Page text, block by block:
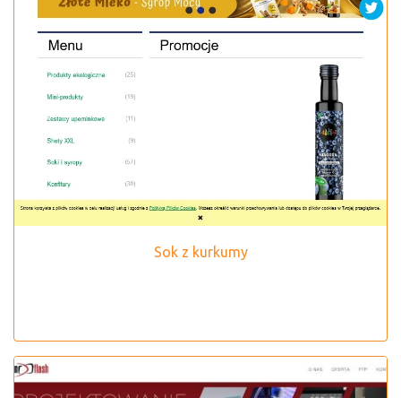
Sok z kurkumy